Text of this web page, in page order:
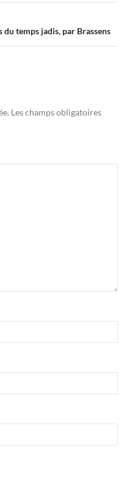
temps jadis, par Brassens
Les champs obligatoires